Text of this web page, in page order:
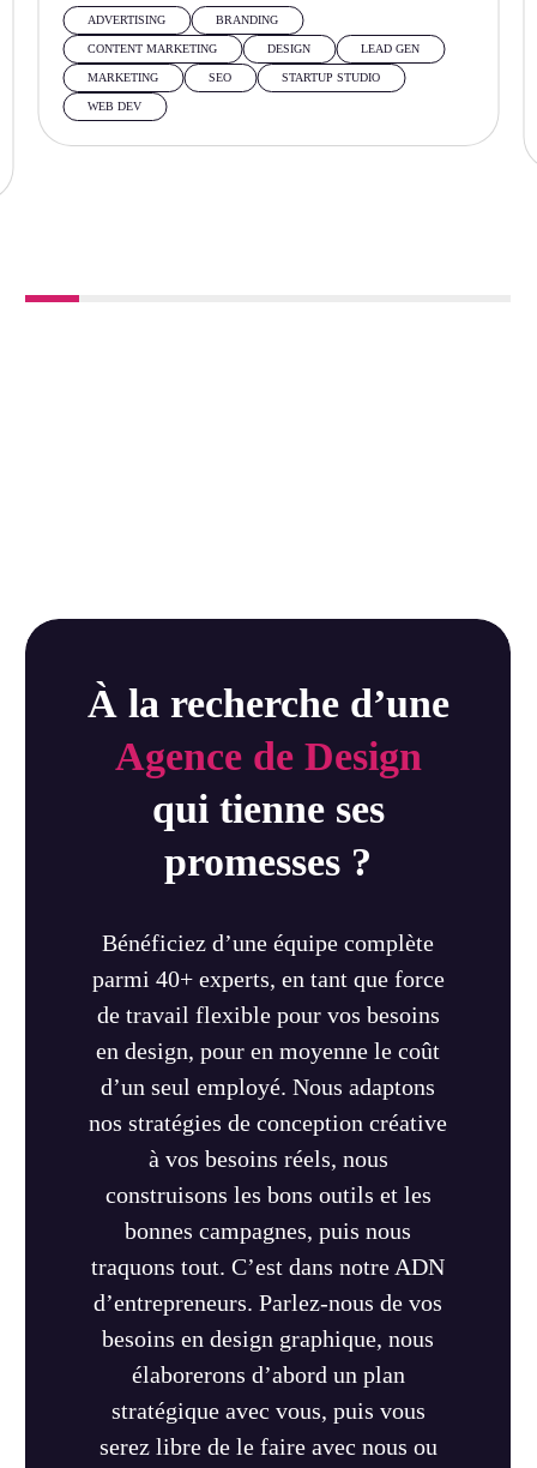
ADVERTISING BRANDING
CONTENT MARKETING DESIGN LEAD GEN
MARKETING SEO STARTUP STUDIO
WEB DEV
À la recherche d’une
Agence de Design
qui tienne ses
promesses ?
Bénéficiez d’une équipe complète
parmi 40+ experts, en tant que force
de travail flexible pour vos besoins
en design, pour en moyenne le coût
d’un seul employé. Nous adaptons
nos stratégies de conception créative
à vos besoins réels, nous
construisons les bons outils et les
bonnes campagnes, puis nous
traquons tout. C’est dans notre ADN
d’entrepreneurs. Parlez-nous de vos
besoins en design graphique, nous
élaborerons d’abord un plan
stratégique avec vous, puis vous
serez libre de le faire avec nous ou